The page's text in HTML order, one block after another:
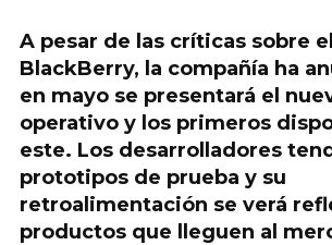
A pesar de las críticas sobre
BlackBerry, la compañía ha
en mayo se presentará el
operativo y los primeros
este. Los desarrolladores
prototipos de prueba y su
retroalimentación se verá
productos que lleguen al